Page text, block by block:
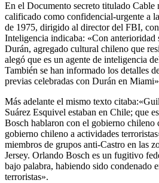
En el Documento secreto titulado
calificado como confidencial-urgente a
de 1975, dirigido al director del FBI,
Inteligencia indicaba: «Con anterioridad
Durán, agregado cultural chileno que
alegó que es un agente de inteligencia
También se han informado los detalles
previas celebradas con Durán en
Más adelante el mismo texto
Suárez Esquivel estaban en Chile; que
Bosch hablaron con el gobierno chileno
gobierno chileno a actividades
miembros de grupos anti-Castro en las
Jersey. Orlando Bosch es un fugitivo
bajo palabra, habiendo sido condenado
terroristas».